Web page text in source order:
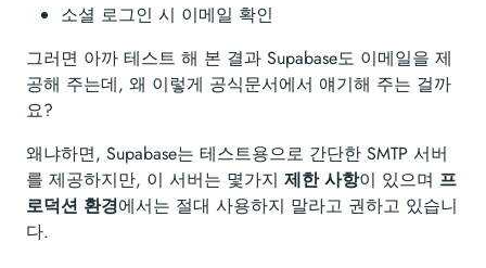
소셜 로그인 시 이메일 확인
그러면 아까 테스트 해 본 결과 Supabase도 이메일을 제
공해 주는데, 왜 이렇게 공식문서에서 얘기해 주는 걸까
요?
왜냐하면, Supabase는 테스트용으로 간단한 SMTP 서버
를 제공하지만, 이 서버는 몇가지 제한 사항이 있으며 프
로덕션 환경에서는 절대 사용하지 말라고 권하고 있습니
다.